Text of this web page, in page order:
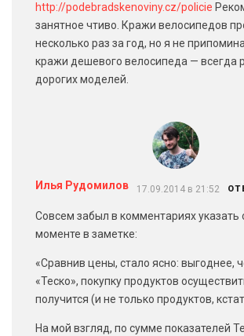
http://podebradskenoviny.cz/policie
занятное чтиво. Кражи велосипедов
несколько раз за год, но я не
кражи дешевого велосипеда — всегда
дорогих моделей.
Илья Рудомилов 17.09.2014 в 21:52
Совсем забыл в комментариях указать
моменте в заметке:
«Сравнив цены, стало ясно: выгоднее,
«Теско», покупку продуктов
получится (и не только продуктов,
На мой взгляд, по сумме показателей